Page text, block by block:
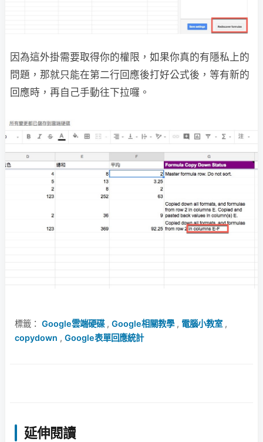
因為這外掛需要取得你的權限，如果你真的有隱私上的
問題，那就只能在第二行回應後打好公式後，等有新的
回應時，再自己手動往下拉囉。
標籤： Google雲端硬碟, Google相關教學, 電腦小教室 ,
copydown , Google表單回應統計
延伸閱讀